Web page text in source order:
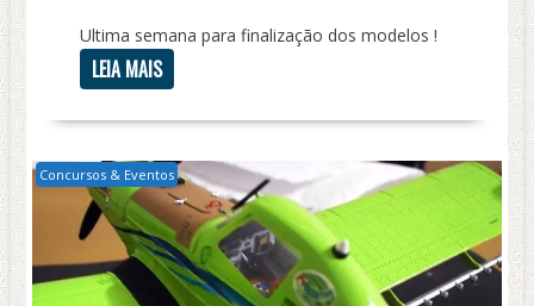
Ultima semana para finalização dos modelos !
LEIA MAIS
Concursos & Eventos